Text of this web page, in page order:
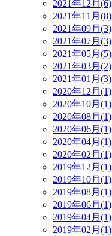
2021年12月(6)
2021年11月(8)
2021年09月(3)
2021年07月(3)
2021年05月(5)
2021年03月(2)
2021年01月(3)
2020年12月(1)
2020年10月(1)
2020年08月(1)
2020年06月(1)
2020年04月(1)
2020年02月(1)
2019年12月(1)
2019年10月(1)
2019年08月(1)
2019年06月(1)
2019年04月(1)
2019年02月(1)